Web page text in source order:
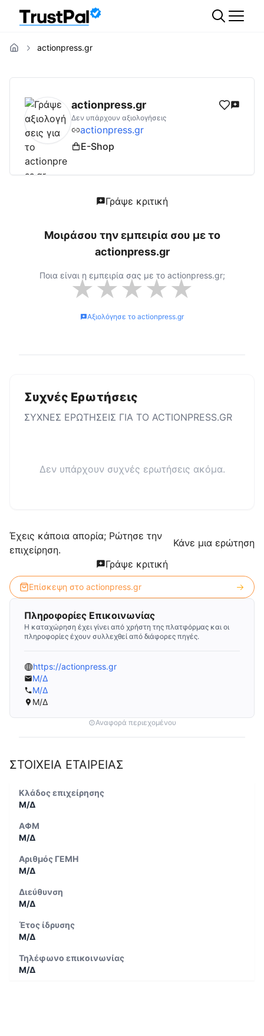
actionpress.gr
actionpress.gr Αξιολογήσεις | Δες
actionpress.gr
Δεν υπάρχουν αξιολογήσεις
actionpress.gr
E-Shop
Γράψε κριτική
Μοιράσου την εμπειρία σου με το
actionpress.gr
Ποια είναι η εμπειρία σας με το actionpress.gr;
★★★★★
Αξιολόγησε το actionpress.gr
Συχνές Ερωτήσεις
ΣΥΧΝΕΣ ΕΡΩΤΗΣΕΙΣ ΓΙΑ ΤΟ ACTIONPRESS.GR
Δεν υπάρχουν συχνές ερωτήσεις ακόμα.
Έχεις κάποια απορία; Ρώτησε την
επιχείρηση.
Κάνε μια ερώτηση
Γράψε κριτική
Επίσκεψη στο actionpress.gr
Πληροφορίες Επικοινωνίας
Η καταχώρηση έχει γίνει από χρήστη της πλατφόρμας και οι
πληροφορίες έχουν συλλεχθεί από διάφορες πηγές.
https://actionpress.gr
Μ/Δ
Μ/Δ
Μ/Δ
Αναφορά περιεχομένου
ΣΤΟΙΧΕΙΑ ΕΤΑΙΡΕΙΑΣ
Κλάδος επιχείρησης
Μ/Δ
ΑΦΜ
Μ/Δ
Αριθμός ΓΕΜΗ
Μ/Δ
Διεύθυνση
Μ/Δ
Έτος ίδρυσης
Μ/Δ
Τηλέφωνο επικοινωνίας
Μ/Δ